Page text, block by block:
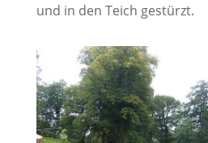
und in den Teich gestürzt.